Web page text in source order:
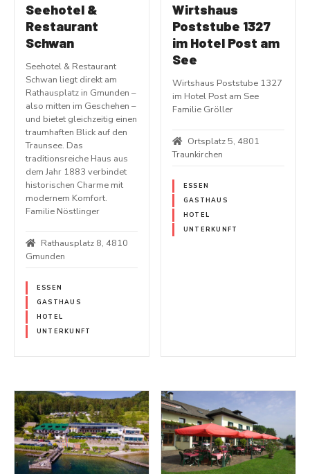
Seehotel &
Restaurant
Schwan
Seehotel & Restaurant
Schwan liegt direkt am
Rathausplatz in Gmunden –
also mitten im Geschehen –
und bietet gleichzeitig einen
traumhaften Blick auf den
Traunsee. Das
traditionsreiche Haus aus
dem Jahr 1883 verbindet
historischen Charme mit
modernem Komfort.
Familie Nöstlinger
Rathausplatz 8, 4810
Gmunden
ESSEN
GASTHAUS
HOTEL
UNTERKUNFT
Wirtshaus
Poststube 1327
im Hotel Post am
See
Wirtshaus Poststube 1327
im Hotel Post am See
Familie Gröller
Ortsplatz 5, 4801
Traunkirchen
ESSEN
GASTHAUS
HOTEL
UNTERKUNFT